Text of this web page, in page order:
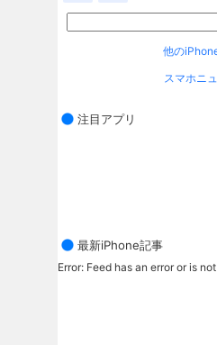
他の
スマホニ
注目アプリ
最新iPhone記事
Error: Feed has an error or is